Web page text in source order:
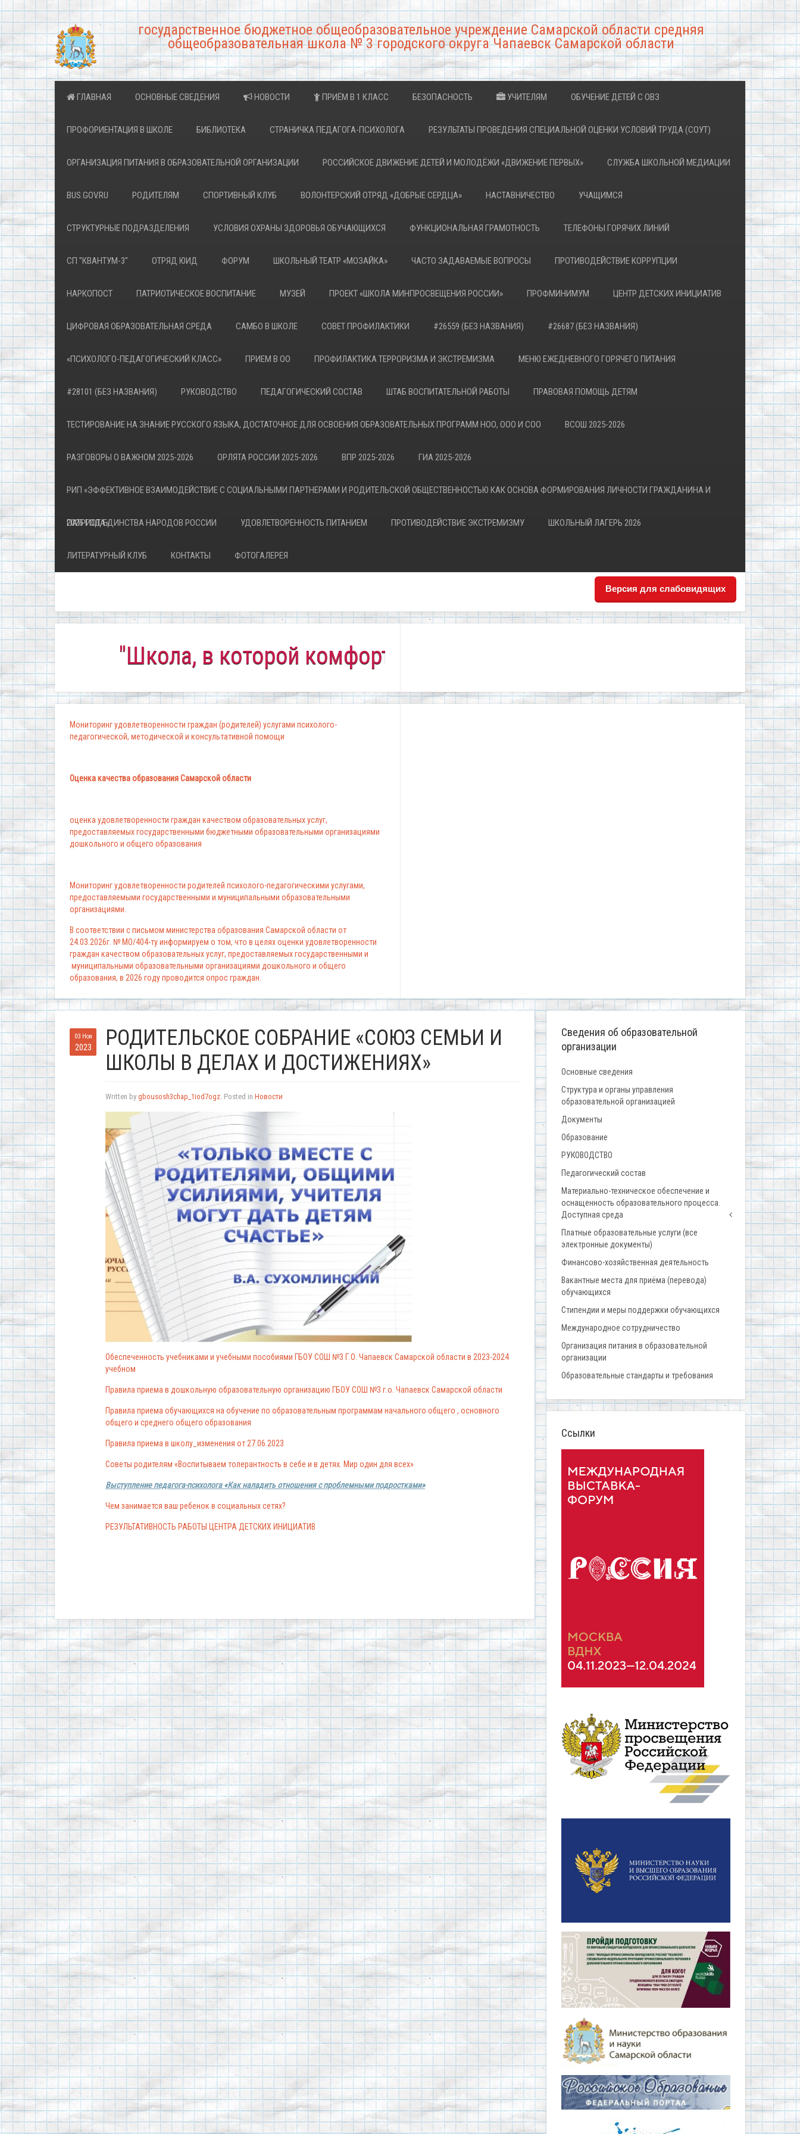
государственное бюджетное общеобразовательное учреждение Самарской области средняя
общеобразовательная школа № 3 городского округа Чапаевск Самарской области
ГЛАВНАЯ ОСНОВНЫЕ СВЕДЕНИЯ НОВОСТИ ПРИЁМ В 1 КЛАСС БЕЗОПАСНОСТЬ УЧИТЕЛЯМ ОБУЧЕНИЕ ДЕТЕЙ С ОВЗ
ПРОФОРИЕНТАЦИЯ В ШКОЛЕ БИБЛИОТЕКА СТРАНИЧКА ПЕДАГОГА-ПСИХОЛОГА РЕЗУЛЬТАТЫ ПРОВЕДЕНИЯ СПЕЦИАЛЬНОЙ ОЦЕНКИ УСЛОВИЙ ТРУДА (СОУТ)
ОРГАНИЗАЦИЯ ПИТАНИЯ В ОБРАЗОВАТЕЛЬНОЙ ОРГАНИЗАЦИИ РОССИЙСКОЕ ДВИЖЕНИЕ ДЕТЕЙ И МОЛОДЁЖИ «ДВИЖЕНИЕ ПЕРВЫХ» СЛУЖБА ШКОЛЬНОЙ МЕДИАЦИИ
BUS.GOV.RU РОДИТЕЛЯМ СПОРТИВНЫЙ КЛУБ ВОЛОНТЕРСКИЙ ОТРЯД «ДОБРЫЕ СЕРДЦА» НАСТАВНИЧЕСТВО УЧАЩИМСЯ
СТРУКТУРНЫЕ ПОДРАЗДЕЛЕНИЯ УСЛОВИЯ ОХРАНЫ ЗДОРОВЬЯ ОБУЧАЮЩИХСЯ ФУНКЦИОНАЛЬНАЯ ГРАМОТНОСТЬ ТЕЛЕФОНЫ ГОРЯЧИХ ЛИНИЙ
СП "КВАНТУМ-3" ОТРЯД ЮИД ФОРУМ ШКОЛЬНЫЙ ТЕАТР «МОЗАЙКА» ЧАСТО ЗАДАВАЕМЫЕ ВОПРОСЫ ПРОТИВОДЕЙСТВИЕ КОРРУПЦИИ
НАРКОПОСТ ПАТРИОТИЧЕСКОЕ ВОСПИТАНИЕ МУЗЕЙ ПРОЕКТ «ШКОЛА МИНПРОСВЕЩЕНИЯ РОССИИ» ПРОФМИНИМУМ ЦЕНТР ДЕТСКИХ ИНИЦИАТИВ
ЦИФРОВАЯ ОБРАЗОВАТЕЛЬНАЯ СРЕДА САМБО В ШКОЛЕ СОВЕТ ПРОФИЛАКТИКИ #26559 (БЕЗ НАЗВАНИЯ) #26687 (БЕЗ НАЗВАНИЯ)
«ПСИХОЛОГО-ПЕДАГОГИЧЕСКИЙ КЛАСС» ПРИЕМ В ОО ПРОФИЛАКТИКА ТЕРРОРИЗМА И ЭКСТРЕМИЗМА МЕНЮ ЕЖЕДНЕВНОГО ГОРЯЧЕГО ПИТАНИЯ
#28101 (БЕЗ НАЗВАНИЯ) РУКОВОДСТВО ПЕДАГОГИЧЕСКИЙ СОСТАВ ШТАБ ВОСПИТАТЕЛЬНОЙ РАБОТЫ ПРАВОВАЯ ПОМОЩЬ ДЕТЯМ
ТЕСТИРОВАНИЕ НА ЗНАНИЕ РУССКОГО ЯЗЫКА, ДОСТАТОЧНОЕ ДЛЯ ОСВОЕНИЯ ОБРАЗОВАТЕЛЬНЫХ ПРОГРАММ НОО, ООО И СОО ВСОШ 2025-2026
РАЗГОВОРЫ О ВАЖНОМ 2025-2026 ОРЛЯТА РОССИИ 2025-2026 ВПР 2025-2026 ГИА 2025-2026
РИП «ЭФФЕКТИВНОЕ ВЗАИМОДЕЙСТВИЕ С СОЦИАЛЬНЫМИ ПАРТНЕРАМИ И РОДИТЕЛЬСКОЙ ОБЩЕСТВЕННОСТЬЮ КАК ОСНОВА ФОРМИРОВАНИЯ ЛИЧНОСТИ ГРАЖДАНИНА И
ПАТРИОТА»
2026 ГОД ЕДИНСТВА НАРОДОВ РОССИИ УДОВЛЕТВОРЕННОСТЬ ПИТАНИЕМ ПРОТИВОДЕЙСТВИЕ ЭКСТРЕМИЗМУ ШКОЛЬНЫЙ ЛАГЕРЬ 2026
ЛИТЕРАТУРНЫЙ КЛУБ КОНТАКТЫ ФОТОГАЛЕРЕЯ
Версия для слабовидящих
"Школа, в которой комфортно всем!"
Мониторинг удовлетворенности граждан (родителей) услугами психолого-
педагогической, методической и консультативной помощи
Оценка качества образования Самарской области
оценка удовлетворенности граждан качеством образовательных услуг,
предоставляемых государственными бюджетными образовательными организациями
дошкольного и общего образования
Мониторинг удовлетворенности родителей психолого-педагогическими услугами,
предоставляемыми государственными и муниципальными образовательными
организациями.
В соответствии с письмом министерства образования Самарской области от
24.03.2026г. № МО/404-ту информируем о том, что в целях оценки удовлетворенности
граждан качеством образовательных услуг, предоставляемых государственными и
муниципальными образовательными организациями дошкольного и общего
образования, в 2026 году проводится опрос граждан.
03 Ноя
2023
РОДИТЕЛЬСКОЕ СОБРАНИЕ «СОЮЗ СЕМЬИ И
ШКОЛЫ В ДЕЛАХ И ДОСТИЖЕНИЯХ»
Written by gbousosh3chap_1iod7ogz. Posted in Новости
Обеспеченность учебниками и учебными пособиями ГБОУ СОШ №3 Г.О. Чапаевск Самарской области в 2023-2024
учебном
Правила приема в дошкольную образовательную организацию ГБОУ СОШ №3 г.о. Чапаевск Самарской области
Правила приема обучающихся на обучение по образовательным программам начального общего , основного
общего и среднего общего образования
Правила приема в школу_изменения от 27.06.2023
Советы родителям «Воспитываем толерантность в себе и в детях. Мир один для всех»
Выступление педагога-психолога «Как наладить отношения с проблемными подростками»
Чем занимается ваш ребенок в социальных сетях?
РЕЗУЛЬТАТИВНОСТЬ РАБОТЫ ЦЕНТРА ДЕТСКИХ ИНИЦИАТИВ
Сведения об образовательной
организации
Основные сведения
Структура и органы управления
образовательной организацией
Документы
Образование
РУКОВОДСТВО
Педагогический состав
Материально-техническое обеспечение и
оснащенность образовательного процесса.
Доступная среда
Платные образовательные услуги (все
электронные документы)
Финансово-хозяйственная деятельность
Вакантные места для приёма (перевода)
обучающихся
Стипендии и меры поддержки обучающихся
Международное сотрудничество
Организация питания в образовательной
организации
Образовательные стандарты и требования
Ссылки